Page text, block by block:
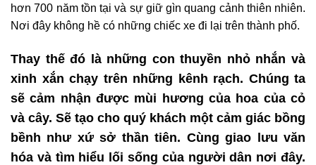
hơn 700 năm tồn tại và sự giữ gìn quang cảnh thiên nhiên.
Nơi đây không hề có những chiếc xe đi lại trên thành phố.
Thay thế đó là những con thuyền nhỏ nhắn và
xinh xắn chạy trên những kênh rạch. Chúng ta
sẽ cảm nhận được mùi hương của hoa của cỏ
và cây. Sẽ tạo cho quý khách một cảm giác bồng
bềnh như xứ sở thần tiên. Cùng giao lưu văn
hóa và tìm hiểu lối sống của người dân nơi đây.